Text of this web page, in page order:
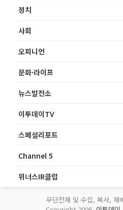
정치
사회
오피니언
문화·라이프
뉴스발전소
이투데이TV
스페셜리포트
Channel 5
위너스IR클럽
무단전재 및 수집, 복사, 재